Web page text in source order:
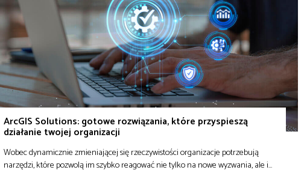
ArcGIS Solutions: gotowe rozwiązania, które przyspieszą
działanie twojej organizacji
Wobec dynamicznie zmieniającej się rzeczywistości organizacje potrzebują
narzędzi, które pozwolą im szybko reagować nie tylko na nowe wyzwania, ale i…